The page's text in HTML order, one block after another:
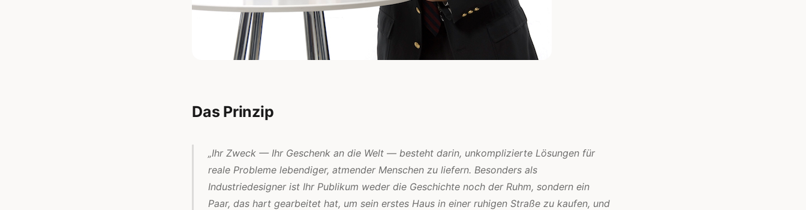
Das Prinzip
„Ihr Zweck — Ihr Geschenk an die Welt — besteht darin, unkomplizierte Lösungen für
reale Probleme lebendiger, atmender Menschen zu liefern. Besonders als
Industriedesigner ist Ihr Publikum weder die Geschichte noch der Ruhm, sondern ein
Paar, das hart gearbeitet hat, um sein erstes Haus in einer ruhigen Straße zu kaufen, und